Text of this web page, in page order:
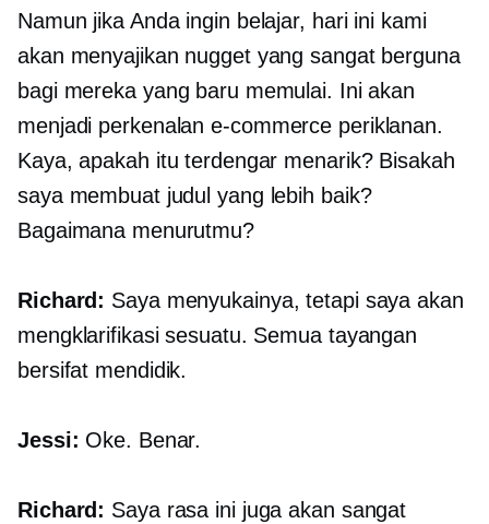
Namun jika Anda ingin belajar, hari ini kami
akan menyajikan nugget yang sangat berguna
bagi mereka yang baru memulai. Ini akan
menjadi perkenalane-commerce periklanan.
Kaya, apakah itu terdengar menarik? Bisakah
saya membuat judul yang lebih baik?
Bagaimana menurutmu?
Richard: Saya menyukainya, tetapi saya akan
mengklarifikasi sesuatu. Semua tayangan
bersifat mendidik.
Jessi: Oke. Benar.
Richard: Saya rasa ini juga akan sangat